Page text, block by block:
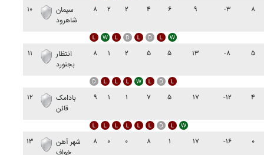
۱۰
سيمان
شاهرود
۸ ۲ ۲ ۴ ۶ ۹ -۳ ۸
۱۱
انتظار
بجنورد
۸ ۱ ۲ ۵ ۵ ۱۳ -۸ ۵
۱۲
بادامک
قائن
۹ ۱ ۱ ۷ ۵ ۱۷ -۱۲ ۴
۱۳
شهر آهن
خواف
۸ ۰ ۰ ۸ ۱ ۱۷ -۱۶ ۰